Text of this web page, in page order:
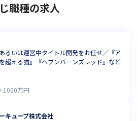
職種の求人
るいは運営中タイトル開発をお任せ／『ア
超える猫』『ヘブンバーンズレッド』など
-1000万円
キューブ株式会社